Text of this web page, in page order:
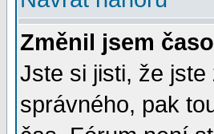
Změnil jsem
Jste si jisti, že
správného, pak